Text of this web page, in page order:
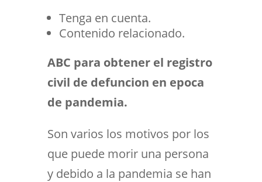
Tenga en cuenta.
Contenido relacionado.
ABC para obtener el registro
civil de defuncion en epoca
de pandemia.
Son varios los motivos por los
que puede morir una persona
y debido a la pandemia se han